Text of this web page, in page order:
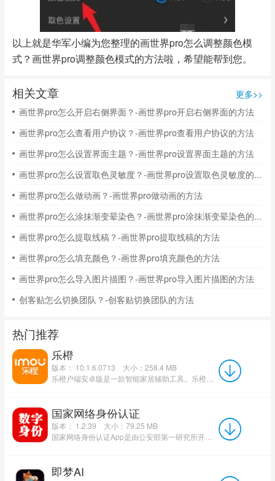
以上就是华军小编为您整理的画世界pro怎么调整颜色模
式？画世界pro调整颜色模式的方法啦，希望能帮到您。
相关文章
更多>>
画世界pro怎么开启右侧界面？-画世界pro开启右侧界面的方法
画世界pro怎么查看用户协议？-画世界pro查看用户协议的方法
画世界pro怎么设置界面主题？-画世界pro设置界面主题的方法
画世界pro怎么设置取色灵敏度？-画世界pro设置取色灵敏度的方法
画世界pro怎么做动画？-画世界pro做动画的方法
画世界pro怎么涂抹渐变晕染色？-画世界pro涂抹渐变晕染色的方法
画世界pro怎么提取线稿？-画世界pro提取线稿的方法
画世界pro怎么填充颜色？-画世界pro填充颜色的方法
画世界pro怎么导入图片描图？-画世界pro导入图片描图的方法
创客贴怎么切换团队？-创客贴切换团队的方法
热门推荐
乐橙
版本： 10.1.6.0713
大小：258.4 MB
国家网络身份认证
版本： 1.2.39
大小：79.25 MB
国家网络身份认证App是由公安部第一研究所开发、公安部等六部门联合推动的国家级网络身份认证公共服务平...
即梦AI